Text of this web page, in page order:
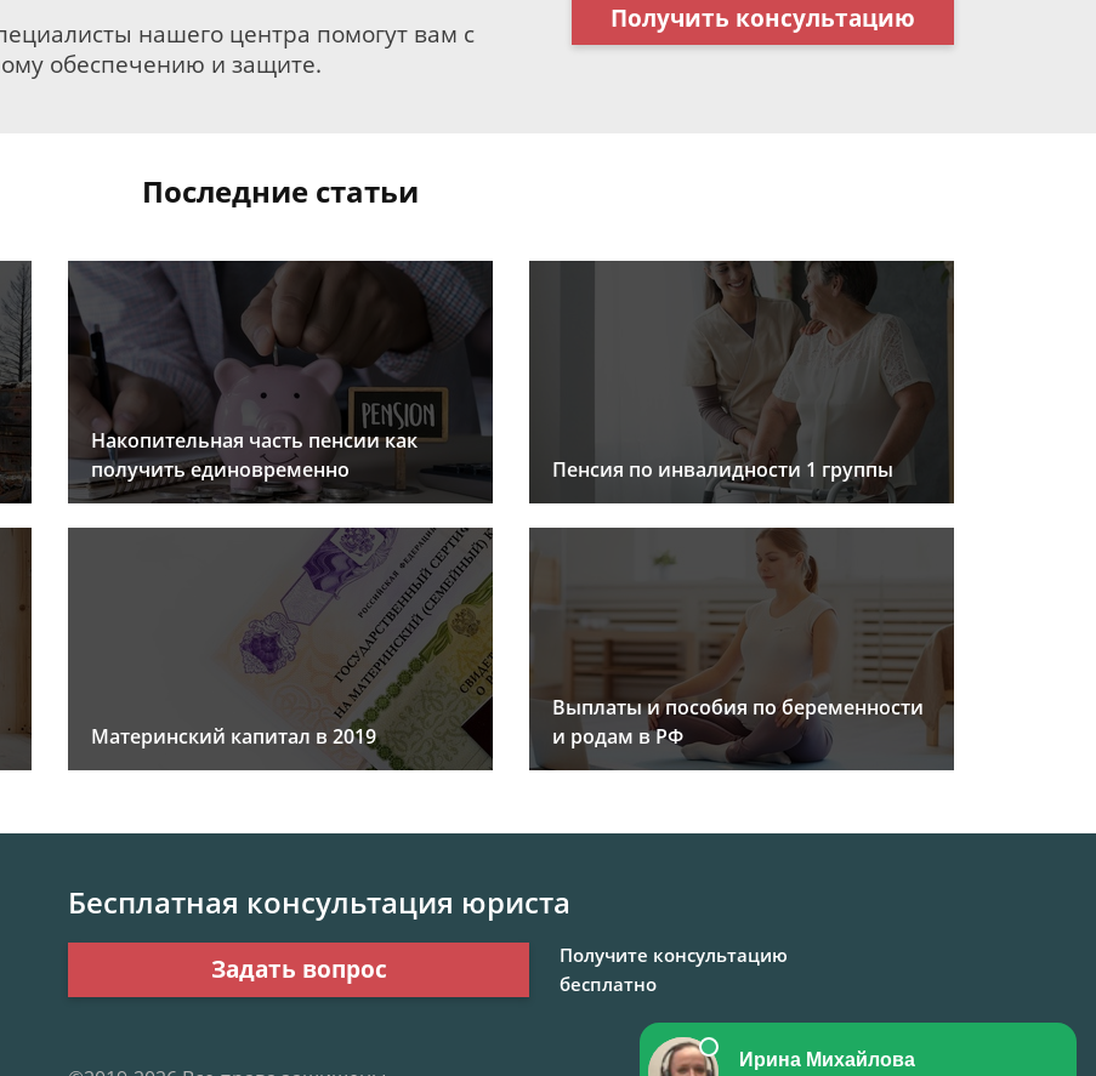
нашего центра помогут вам с
обеспечению и защите.
Получить консультацию
Последние статьи
Накопительная часть пенсии как
получить единовременно
Пенсия по инвалидности 1 группы
Материнский капитал в 2019
Выплаты и пособия по беременности
и родам в РФ
Бесплатная консультация юриста
Задать вопрос
Получите консультацию
бесплатно